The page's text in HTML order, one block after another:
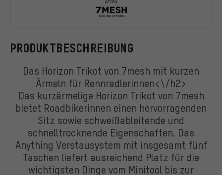
PRODUKTBESCHREIBUNG
Das Horizon Trikot von 7mesh mit kurzen
Ärmeln für Rennradlerinnen<\/h2>
Das kurzärmelige Horizon Trikot von 7mesh
bietet Roadbikerinnen einen hervorragenden
Sitz sowie schweißableitende und
schnelltrocknende Eigenschaften. Das
Anything Verstausystem mit insgesamt fünf
Taschen liefert ausreichend Platz für die
wichtigsten Dinge vom Minitool bis zur